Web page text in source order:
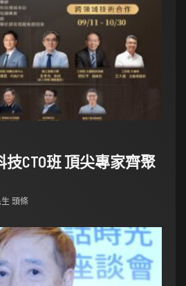
CTO班 頂尖專家齊聚
生 頭條